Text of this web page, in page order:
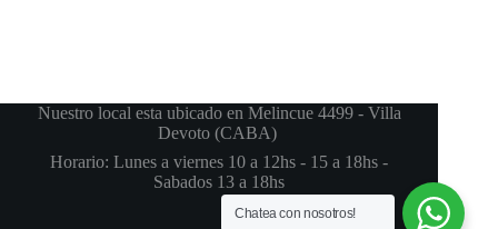
Nuestro local esta ubicado en Melincue 4499 - Villa
Devoto (CABA)
Horario: Lunes a viernes 10 a 12hs - 15 a 18hs -
Sabados 13 a 18hs
Chatea con nosotros!